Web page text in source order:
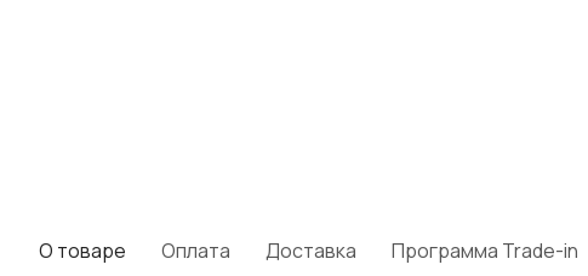
О товаре Оплата Доставка Программа Trade-in